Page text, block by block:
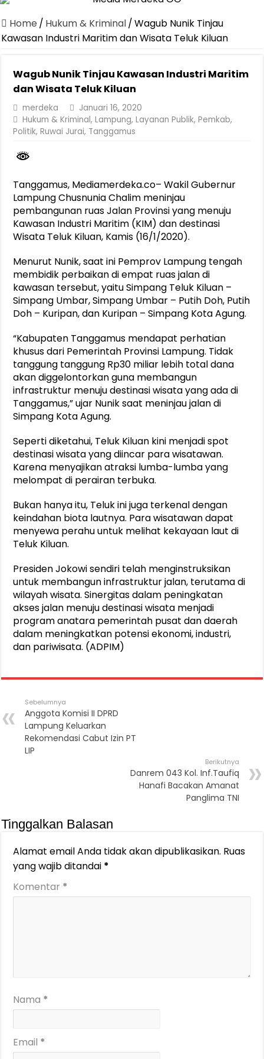
Canangkan Desa TAPIS dan Luncurkan Sekolah Lansia di
Pemprov Lampung Berhasil Kendalikan Inflasi, Jadi Provinsi
Dirut Jasa Raharja Dampingi Wamenhub Tinjau Penanganan
Dirut Jasa Raharja Dampingi Wamenhub Tinjau Penanganan
Jasa Raharja Jamin Seluruh Korban Kebakaran KM Mutiara
Gubernur Mirza Ajak IAI Darul Fattah Cetak SDM Adaptif
Home / Hukum & Kriminal/Wagub Nunik Tinjau
Kawasan Industri Maritim dan Wisata Teluk Kiluan
Wagub Nunik Tinjau Kawasan Industri Maritim
dan Wisata Teluk Kiluan
merdeka
Januari 16, 2020
Hukum & Kriminal,Lampung,Layanan Publik,Pemkab,
Politik,Ruwai Jurai, Tanggamus
Tanggamus, Mediamerdeka.co– Wakil Gubernur
Lampung Chusnunia Chalim meninjau
pembangunan ruas Jalan Provinsi yang menuju
Kawasan Industri Maritim (KIM) dan destinasi
Wisata Teluk Kiluan, Kamis (16/1/2020).
Menurut Nunik, saat ini Pemprov Lampung tengah
membidik perbaikan di empat ruas jalan di
kawasan tersebut, yaitu Simpang Teluk Kiluan –
Simpang Umbar, Simpang Umbar – Putih Doh, Putih
Doh – Kuripan, dan Kuripan – Simpang Kota Agung.
“Kabupaten Tanggamus mendapat perhatian
khusus dari Pemerintah Provinsi Lampung. Tidak
tanggung tanggung Rp30 miliar lebih total dana
akan diggelontorkan guna membangun
infrastruktur menuju destinasi wisata yang ada di
Tanggamus,” ujar Nunik saat meninjau jalan di
Simpang Kota Agung.
Seperti diketahui, Teluk Kiluan kini menjadi spot
destinasi wisata yang diincar para wisatawan.
Karena menyajikan atraksi lumba-lumba yang
melompat di perairan terbuka.
Bukan hanya itu, Teluk ini juga terkenal dengan
keindahan biota lautnya. Para wisatawan dapat
menyewa perahu untuk melihat kekayaan laut di
Teluk Kiluan.
Presiden Jokowi sendiri telah menginstruksikan
untuk membangun infrastruktur jalan, terutama di
wilayah wisata. Sinergitas dalam peningkatan
akses jalan menuju destinasi wisata menjadi
program anatara pemerintah pusat dan daerah
dalam meningkatkan potensi ekonomi, industri,
dan pariwisata. (ADPIM)
Sebelumnya
Anggota Komisi II DPRD
Lampung Keluarkan
Rekomendasi Cabut Izin PT
LIP
Berikutnya
Danrem 043 Kol. Inf.Taufiq
Hanafi Bacakan Amanat
Panglima TNI
Tinggalkan Balasan
Alamat email Anda tidak akan dipublikasikan. Ruas
yang wajib ditandai *
Komentar *
Nama *
Email *